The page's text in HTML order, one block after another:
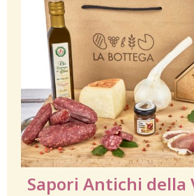
Sapori Antichi della